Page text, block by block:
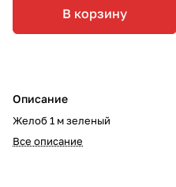
В корзину
Описание
Желоб 1 м зеленый
Все описание